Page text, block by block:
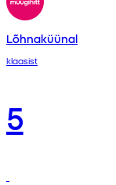
Lõhnaküünal
klaasist
5